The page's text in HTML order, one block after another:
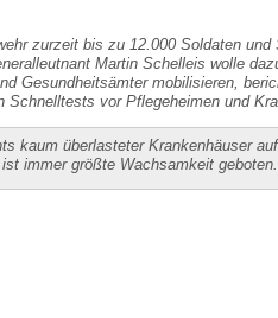
zurzeit bis zu 12.000 Soldaten
Martin Schelleis wolle
Gesundheitsämter mobilisieren,
vor Pflegeheimen und
kaum überlasteter Krankenhäuser
immer größte Wachsamkeit geboten.